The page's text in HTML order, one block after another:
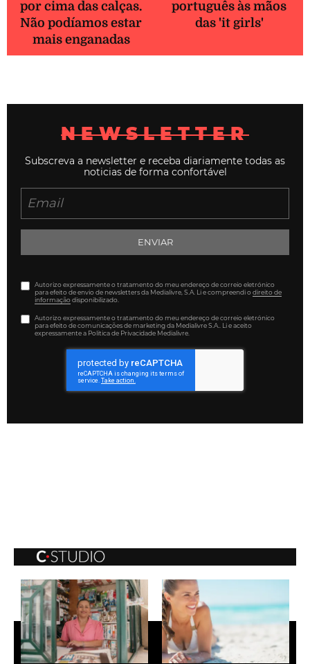
por cima das calças.
Não podíamos estar
mais enganadas
português às mãos
das 'it girls'
NEWSLETTER
Subscreva a newsletter e receba diariamente todas as
noticias de forma confortável
ENVIAR
Autorizo expressamente o tratamento do meu endereço de correio eletrónico
para efeito de envio de newsletters da Medialivre, S.A. Li e compreendi odireito de
informaçãodisponibilizado.
Autorizo expressamente o tratamento do meu endereço de correio eletrónico
para efeito de comunicações de marketing da Medialivre S.A.. Li e aceito
expressamente a Política de Privacidade Medialivre.